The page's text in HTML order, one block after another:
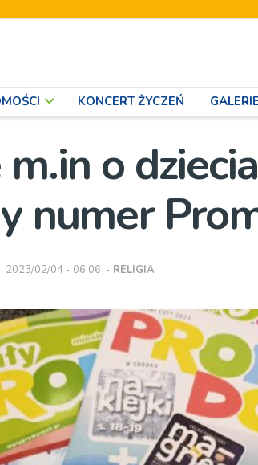
KONCERT ŻYCZEŃ GALERIE
m.in o
numer
2023/02/04 - 06:06 - RELIGIA